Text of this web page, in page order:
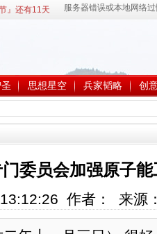
』还有11天
思想星空 兵家韬略 创
委员会加强原子
作者： 来源